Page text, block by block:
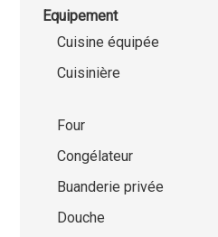
Equipement
Cuisine équipée
Cuisinière
Four
Congélateur
Buanderie privée
Douche